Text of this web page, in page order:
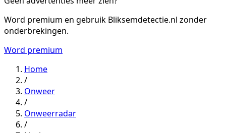
Word premium en gebruik Bliksemdetectie.nl zonder
onderbrekingen.
Word premium
Home
/
Onweer
/
Onweerradar
/